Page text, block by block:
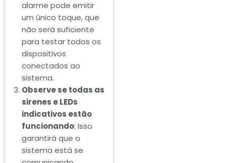
alarme pode emitir
um único toque, que
não será suficiente
para testar todos os
dispositivos
conectados ao
sistema.
Observe se todas as
sirenes e LEDs
indicativos estão
funcionando: Isso
garantirá que o
sistema está se